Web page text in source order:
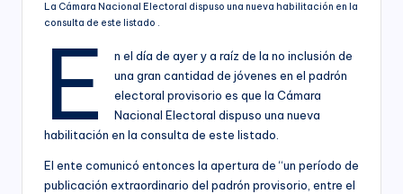
La Cámara Nacional Electoral dispuso una nueva habilitación en la
consulta de este listado .
E
n el día de ayer y a raíz de la no inclusión de
una gran cantidad de jóvenes en el padrón
electoral provisorio es que la Cámara
Nacional Electoral dispuso una nueva
habilitación en la consulta de este listado.
El ente comunicó entonces la apertura de “un período de
publicación extraordinario del padrón provisorio, entre el